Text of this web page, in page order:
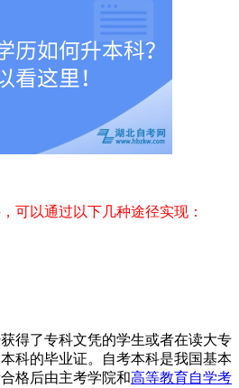
可以通过以下几种途径实现：
了专科文凭的学生或者在读大专
科的毕业证。自考本科是我国基本
格后由主考学院和高等教育自学考